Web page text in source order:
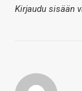
Kirjaudu sisään